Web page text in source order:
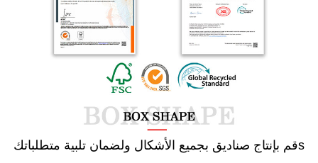
قم بإنتاج صناديق بجميع الأشكال ولضمان تلبية متطلباتكs